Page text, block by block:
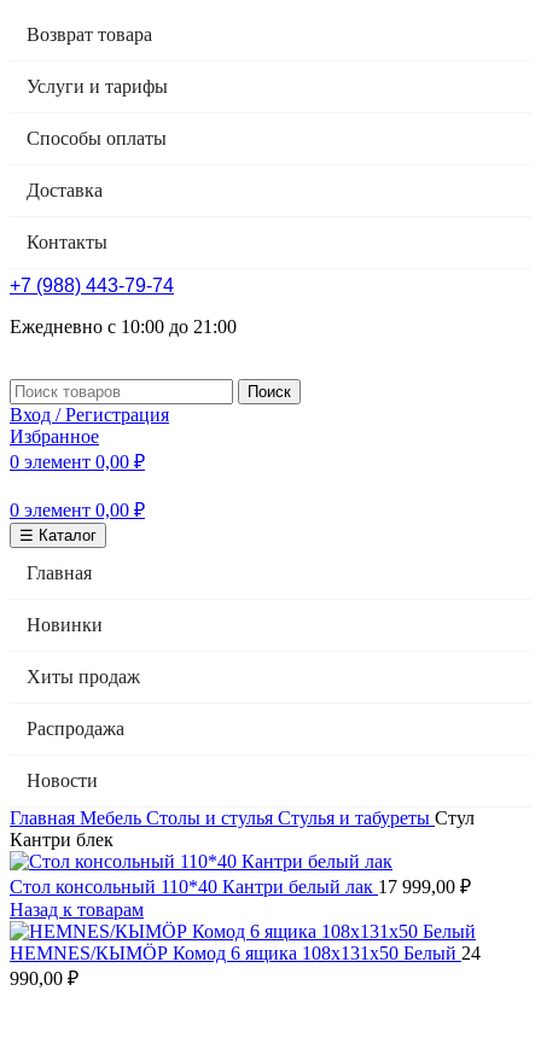
Возврат товара
Услуги и тарифы
Способы оплаты
Доставка
Контакты
+7 (988) 443-79-74
Ежедневно с 10:00 до 21:00
Поиск
Вход / Регистрация
Избранное
0 элемент 0,00 ₽
0 элемент 0,00 ₽
☰ Каталог
Главная
Новинки
Хиты продаж
Распродажа
Новости
Главная Мебель Столы и стулья Стулья и табуреты Стул
Кантри блек
Стол консольный 110*40 Кантри белый лак 17 999,00 ₽
Назад к товарам
HEMNES/КЫМӦР Комод 6 ящика 108х131х50 Белый 24
990,00 ₽